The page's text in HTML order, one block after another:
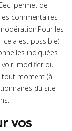
permet de
commentaires
les
cela est possible),
indiquées
modifier ou
tout moment (à
du site
vos